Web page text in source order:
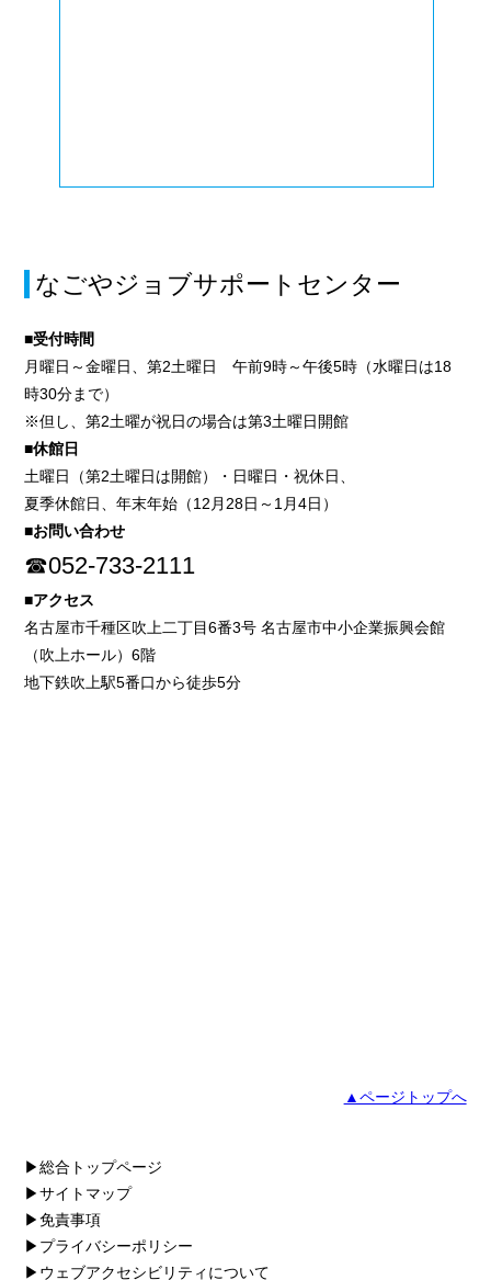
なごやジョブサポートセンター
■受付時間
月曜日～金曜日、第2土曜日 午前9時～午後5時（水曜日は18
時30分まで）
※但し、第2土曜が祝日の場合は第3土曜日開館
■休館日
土曜日（第2土曜日は開館）・日曜日・祝休日、
夏季休館日、年末年始（12月28日～1月4日）
■お問い合わせ
☎052-733-2111
■アクセス
名古屋市千種区吹上二丁目6番3号 名古屋市中小企業振興会館
（吹上ホール）6階
地下鉄吹上駅5番口から徒歩5分
▲ページトップへ
▶総合トップページ
▶サイトマップ
▶免責事項
▶プライバシーポリシー
▶ウェブアクセシビリティについて